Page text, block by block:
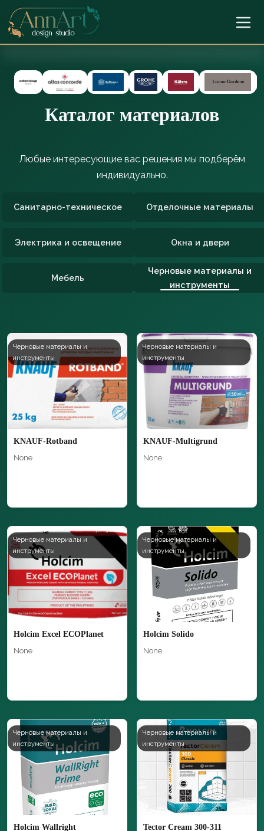
Каталог материалов
Любые интересующие вас решения мы подберём
индивидуально.
Санитарно-техническое Отделочные материалы
Электрика и освещение Окна и двери
Мебель
Черновые материалы и
инструменты
Черновые материалы и
инструменты
KNAUF-Rotband
None
Черновые материалы и
инструменты
KNAUF-Multigrund
None
Черновые материалы и
инструменты
Holcim Excel ECOPlanet
None
Черновые материалы и
инструменты
Holcim Solido
None
Черновые материалы и
инструменты
Holcim Wallright
Черновые материалы и
инструменты
Tector Cream 300-311